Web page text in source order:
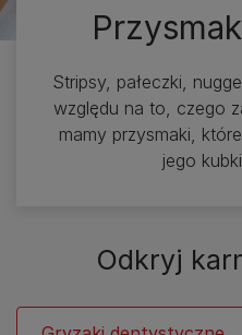
Stripsy, pałeczki,
względu na to, czego
mamy przysmaki,
jego
Odkryj